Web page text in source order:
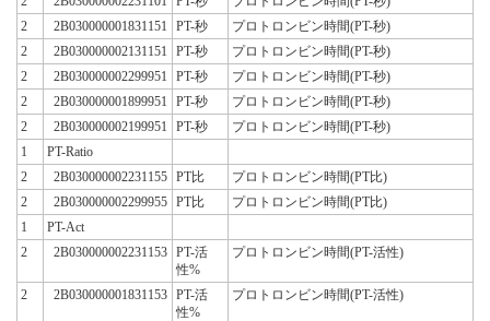
2
2B030000001831151 PT-秒
プロトロンビン時間(PT-秒)
2
2B030000002131151 PT-秒
プロトロンビン時間(PT-秒)
2
2B030000002299951 PT-秒
プロトロンビン時間(PT-秒)
2
2B030000001899951 PT-秒
プロトロンビン時間(PT-秒)
2
2B030000002199951 PT-秒
プロトロンビン時間(PT-秒)
1
PT-Ratio
2
2B030000002231155 PT比
プロトロンビン時間(PT比)
2
2B030000002299955 PT比
プロトロンビン時間(PT比)
1
PT-Act
2
2B030000002231153 PT-活
性%
プロトロンビン時間(PT-活性)
2 2B030000001831153 PT-活
性%
プロトロンビン時間(PT-活性)